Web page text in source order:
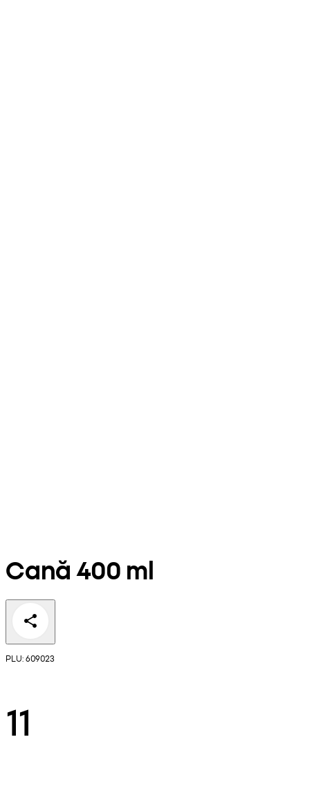
Cană 400 ml
PLU: 609023
11